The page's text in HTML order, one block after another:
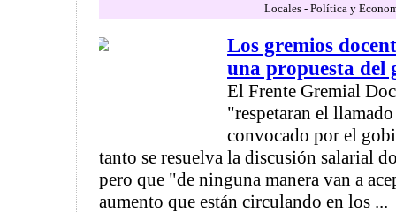
Locales - Política y
Los gremios
una propuesta del
El Frente Gremial
"respetaran el
convocado por el
tanto se resuelva la discusión salarial
pero que "de ninguna manera van a
aumento que están circulando en los ...